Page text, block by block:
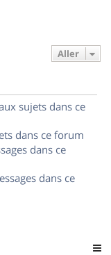
Aller
sujets dans ce
dans ce forum
dans ce
dans ce